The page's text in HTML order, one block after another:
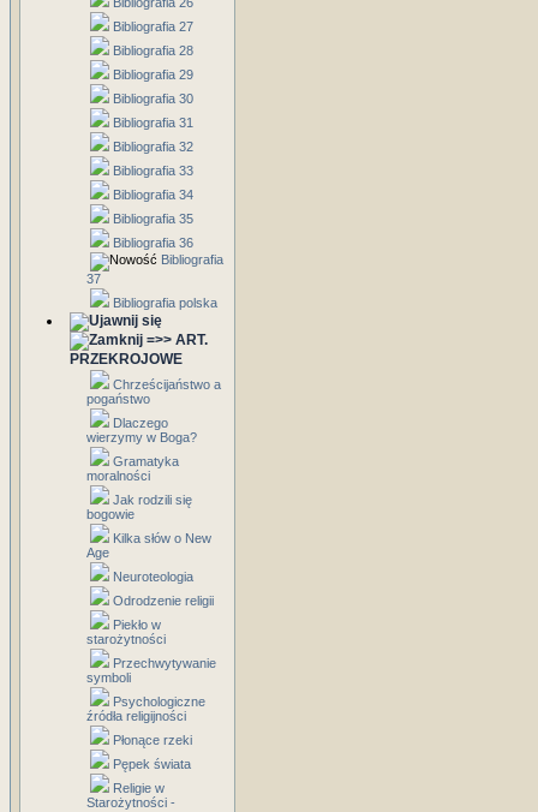
Bibliografia 27
Bibliografia 28
Bibliografia 29
Bibliografia 30
Bibliografia 31
Bibliografia 32
Bibliografia 33
Bibliografia 34
Bibliografia 35
Bibliografia 36
Bibliografia
37
Bibliografia polska
=>> ART.
PRZEKROJOWE
Chrześcijaństwo a
pogaństwo
Dlaczego
wierzymy w Boga?
Gramatyka
moralności
Jak rodzili się
bogowie
Kilka słów o New
Age
Neuroteologia
Odrodzenie religii
Piekło w
starożytności
Przechwytywanie
symboli
Psychologiczne
źródła religijności
Płonące rzeki
Pępek świata
Religie w
Starożytności -